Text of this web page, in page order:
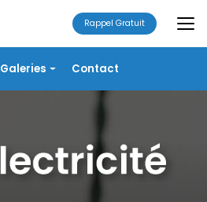
Galeries
Chauffage/VMC
Contact
Rappel Gratuit